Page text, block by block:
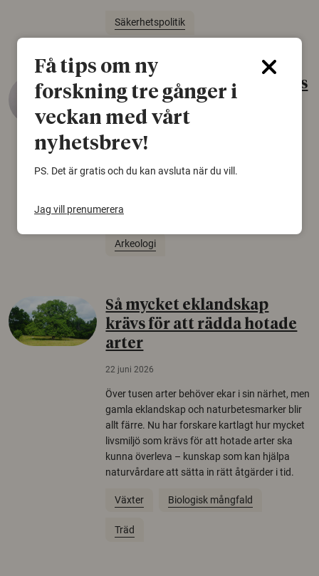
Säkerhetspolitik
Gammalt skinn var Sveriges
äldsta sko
Det som arkeologer länge trodde var en
björnfäll visar sig vara delar av en 2000 år
Norden.
Arkeologi
Så mycket eklandskap
krävs för att rädda hotade
arter
22 juni 2026
Över tusen arter behöver ekar i sin närhet, men
gamla eklandskap och naturbetesmarker blir
allt färre. Nu har forskare kartlagt hur mycket
livsmiljö som krävs för att hotade arter ska
kunna överleva – kunskap som kan hjälpa
naturvårdare att sätta in rätt åtgärder i tid.
Växter Biologisk mångfald
Träd
Få tips om ny
forskning tre gånger i
veckan med vårt
nyhetsbrev!
PS. Det är gratis och du kan avsluta när du vill.
Jag vill prenumerera